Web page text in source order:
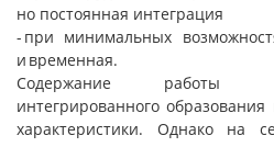
но постоянная интеграция
- при минимальных
и временная.
Содержание работы
интегрированного
характеристики. Однако на